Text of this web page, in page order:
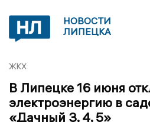
НОВОСТИ
ЛИПЕЦКА
ЖКХ
В Липецке 16 июня
электроэнергию в
«Дачный 3, 4, 5»